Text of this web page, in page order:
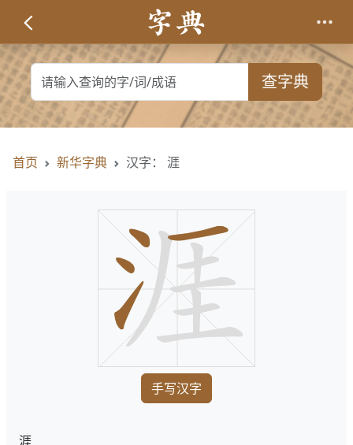
查字典
首页 新华字典 汉字： 涯
手写汉字
涯